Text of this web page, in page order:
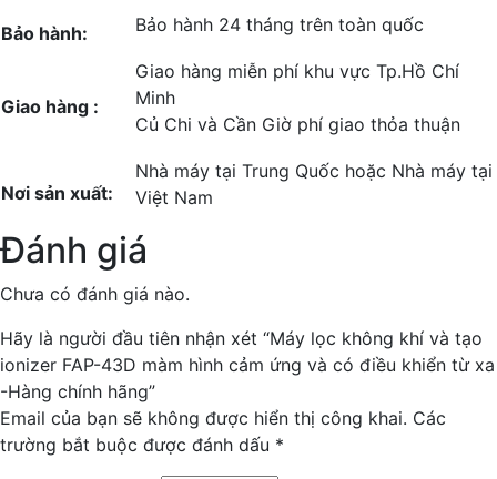
Bảo hành: Bảo hành 24 tháng trên toàn quốc
Giao hàng :
Giao hàng miễn phí khu vực Tp.Hồ Chí
Minh
Củ Chi và Cần Giờ phí giao thỏa thuận
Nơi sản xuất:
Nhà máy tại Trung Quốc hoặc Nhà máy tại
Việt Nam
Đánh giá
Chưa có đánh giá nào.
Hãy là người đầu tiên nhận xét “Máy lọc không khí và tạo
ionizer FAP-43D màm hình cảm ứng và có điều khiển từ xa
-Hàng chính hãng”
Email của bạn sẽ không được hiển thị công khai. Các
trường bắt buộc được đánh dấu *